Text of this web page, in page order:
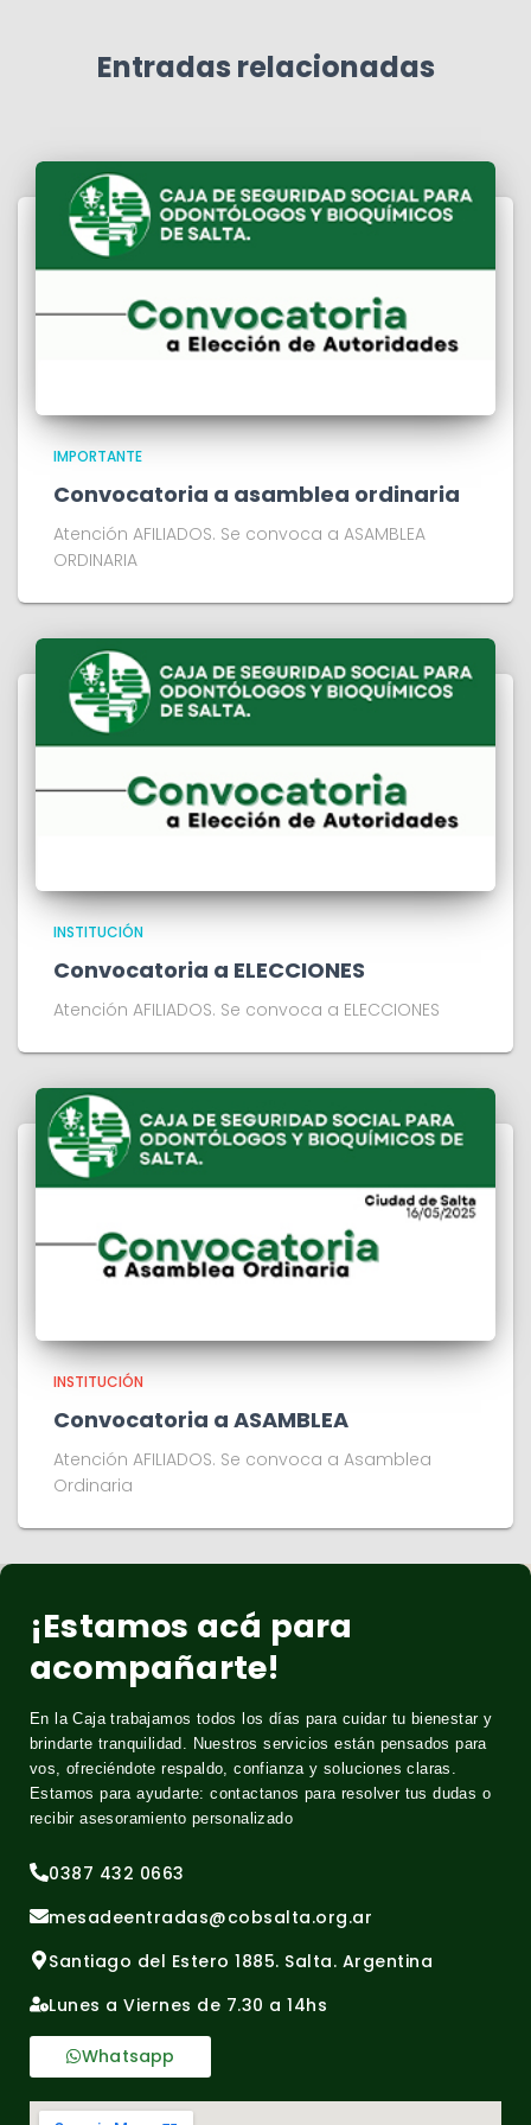
Entradas relacionadas
IMPORTANTE
Convocatoria a asamblea ordinaria
Atención AFILIADOS. Se convoca a ASAMBLEA
ORDINARIA
INSTITUCIÓN
Convocatoria a ELECCIONES
Atención AFILIADOS. Se convoca a ELECCIONES
INSTITUCIÓN
Convocatoria a ASAMBLEA
Atención AFILIADOS. Se convoca a Asamblea
Ordinaria
¡Estamos acá para
acompañarte!
En la Caja trabajamos todos los días para cuidar tu bienestar y
brindarte tranquilidad. Nuestros servicios están pensados para
vos, ofreciéndote respaldo, confianza y soluciones claras.
Estamos para ayudarte: contactanos para resolver tus dudas o
recibir asesoramiento personalizado
0387 432 0663
mesadeentradas@cobsalta.org.ar
Santiago del Estero 1885. Salta. Argentina
Lunes a Viernes de 7.30 a 14hs
Whatsapp